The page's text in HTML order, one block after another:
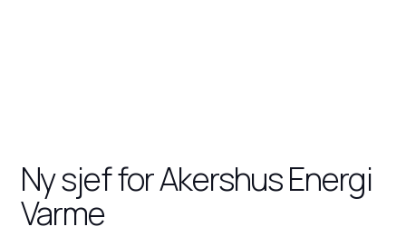
Ny sjef for Akershus Energi
Varme